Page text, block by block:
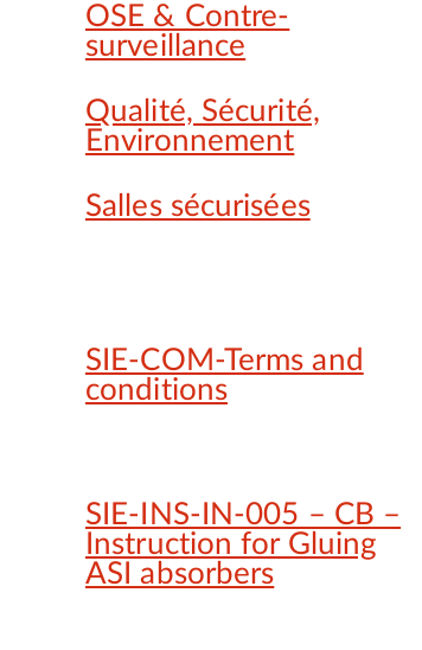
OSE & Contre-
surveillance
Qualité, Sécurité,
Environnement
Salles sécurisées
SIE-COM-Terms and
conditions
SIE-INS-IN-005 – CB –
Instruction for Gluing
ASI absorbers